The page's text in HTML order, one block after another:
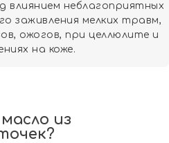
влиянием неблагоприятных
заживления мелких травм,
ожогов, при целлюлите и
на коже.
из